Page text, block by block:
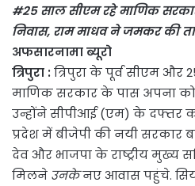
#25 साल सीएम रहे माणिक सरकार
निवास, राम माधव ने जमकर की
अफसारनामा ब्यूरो
त्रिपुरा : त्रिपुरा के पूर्व सीएम और
माणिक सरकार के पास अपना
उन्होंने सीपीआई (एम) के दफ्तर
प्रदेश में बीजेपी की नयी सरकार
देव और भाजपा के राष्ट्रीय मुख्य
मिलने उनकेनए आवास पहुंचे.